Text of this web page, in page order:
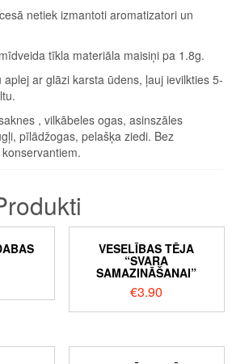
netiek izmantoti aromatizatori un
tīkla materiāla maisiņi pa 1.8g.
aplej ar glāzi karsta ūdens, ļauj ievilkties 5-
, vilkābeles ogas, asinszāles
pīlādžogas, pelašķa ziedi. Bez
VESELĪBAS TĒJA
“SVARA
SAMAZINĀŠANAI”
€3.90